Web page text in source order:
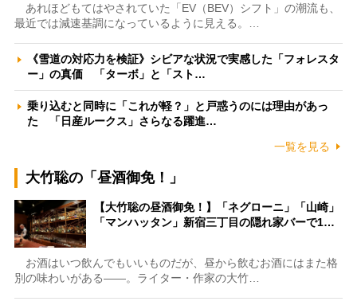
あれほどもてはやされていた「EV（BEV）シフト」の潮流も、
最近では減速基調になっているように見える。…
《雪道の対応力を検証》シビアな状況で実感した「フォレスタ
ー」の真価 「ターボ」と「スト…
乗り込むと同時に「これが軽？」と戸惑うのには理由があっ
た 「日産ルークス」さらなる躍進…
一覧を見る
大竹聡の「昼酒御免！」
【大竹聡の昼酒御免！】「ネグローニ」「山崎」
「マンハッタン」新宿三丁目の隠れ家バーで1…
お酒はいつ飲んでもいいものだが、昼から飲むお酒にはまた格
別の味わいがある――。ライター・作家の大竹…